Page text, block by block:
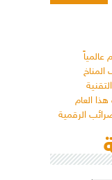
عالمياً
العام